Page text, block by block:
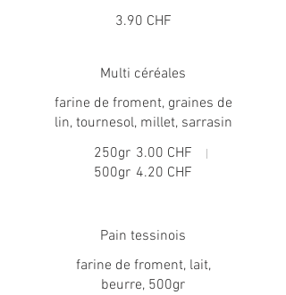
3.90 CHF
Multi céréales
farine de froment, graines de
lin, tournesol, millet, sarrasin
250gr 3.00 CHF
500gr 4.20 CHF
Pain tessinois
farine de froment, lait,
beurre, 500gr